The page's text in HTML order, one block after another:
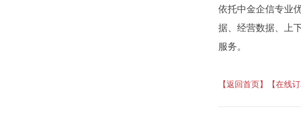
依托中金企信专业
据、经营数据、上
服务。
【返回首页】 【在线